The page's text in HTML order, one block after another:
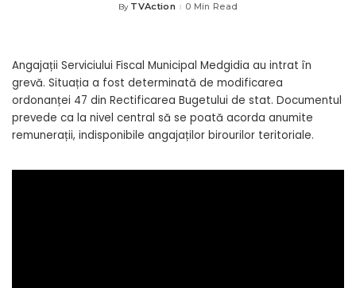
Posted
By TVAction 0 Min Read
Angajații Serviciului Fiscal Municipal Medgidia au intrat în
grevă. Situația a fost determinată de modificarea
ordonanței 47 din Rectificarea Bugetului de stat. Documentul
prevede ca la nivel central să se poată acorda anumite
remunerații, indisponibile angajaților birourilor teritoriale.